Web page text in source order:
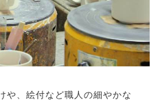
や、絵付など職人の細やかな